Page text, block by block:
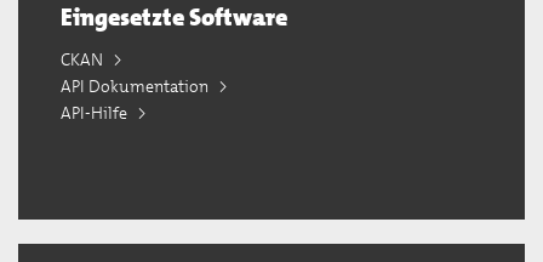
Eingesetzte Software
CKAN
API Dokumentation
API-Hilfe